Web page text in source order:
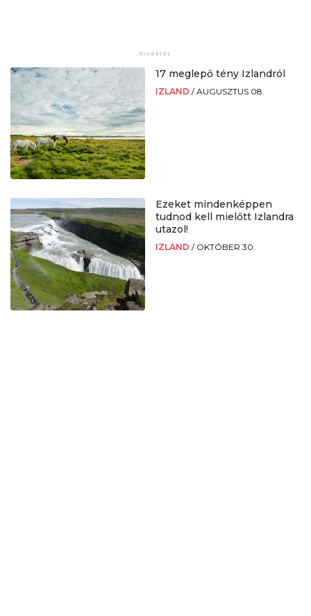
17 meglepő tény Izlandról
IZLAND /AUGUSZTUS 08.
Ezeket mindenképpen
tudnod kell mielőtt Izlandra
utazol!
IZLAND / OKTÓBER 30.